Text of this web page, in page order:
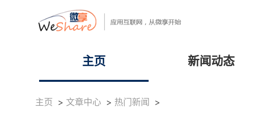
主页 新闻动态
主页 > 文章中心 > 热门新闻 >